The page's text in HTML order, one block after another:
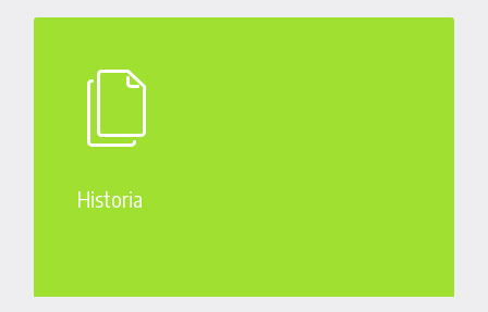
Historia